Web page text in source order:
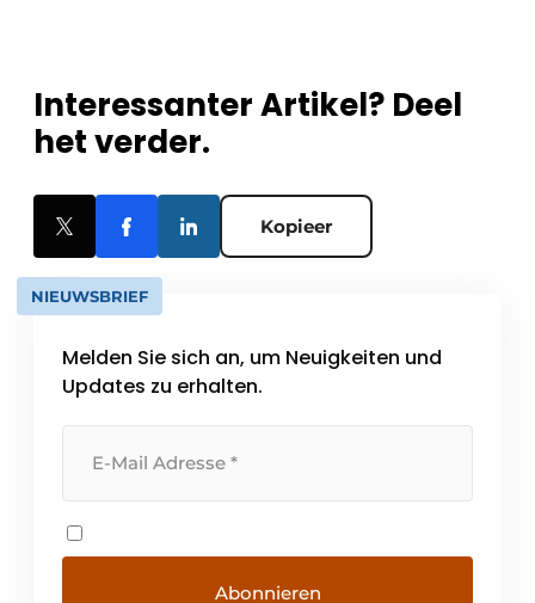
Interessanter Artikel? Deel
het verder.
Kopieer
NIEUWSBRIEF
Melden Sie sich an, um Neuigkeiten und
Updates zu erhalten.